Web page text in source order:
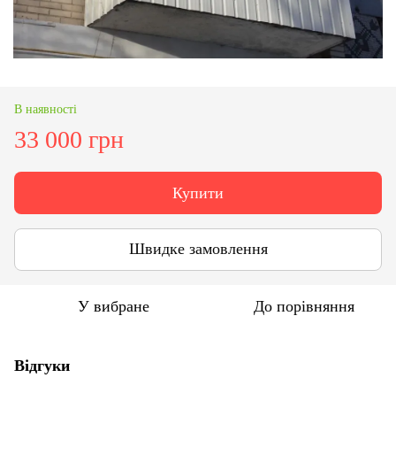
В наявності
33 000 грн
Купити
Швидке замовлення
У вибране До порівняння
Відгуки